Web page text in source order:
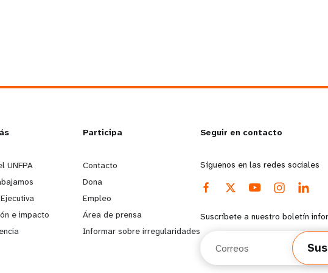
UNFPA
e impacto
G
o
b
e
Participa
Contacto
Dona
Empleo
Área de prensa
Informar sobre irregularidades
Seguir en contacto
Síguenos en las redes sociales
Suscríbete a nuestro boletín